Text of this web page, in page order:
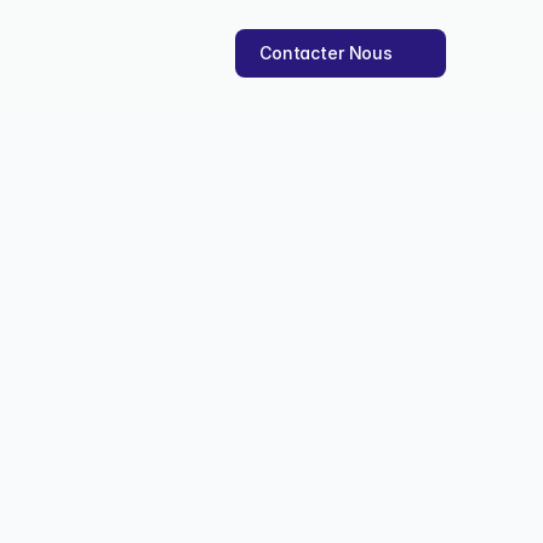
Contacter Nous